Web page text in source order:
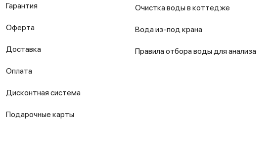
Гарантия
Оферта
Доставка
Оплата
Дисконтная система
Подарочные карты
Очистка воды в коттедже
Вода из-под крана
Правила отбора воды для анализа